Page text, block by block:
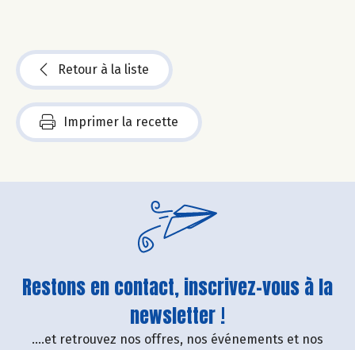
Retour à la liste
Imprimer la recette
Restons en contact, inscrivez-vous à la
newsletter !
....et retrouvez nos offres, nos événements et nos